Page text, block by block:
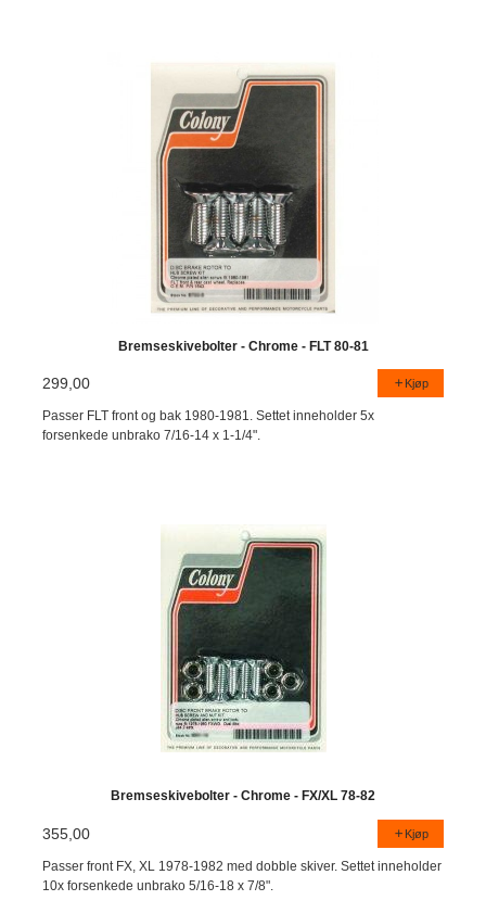
Bremseskivebolter - Chrome - FLT 80-81
299,00 Kjøp
Passer FLT front og bak 1980-1981. Settet inneholder 5x
forsenkede unbrako 7/16-14 x 1-1/4".
Bremseskivebolter - Chrome - FX/XL 78-82
355,00 Kjøp
Passer front FX, XL 1978-1982 med dobble skiver. Settet inneholder
10x forsenkede unbrako 5/16-18 x 7/8".